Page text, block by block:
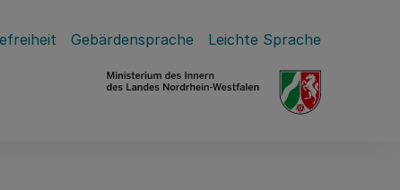
Gebärdensprache Leichte Sprache